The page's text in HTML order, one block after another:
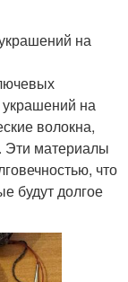
на
на
волокна,
Эти материалы
что
будут долгое